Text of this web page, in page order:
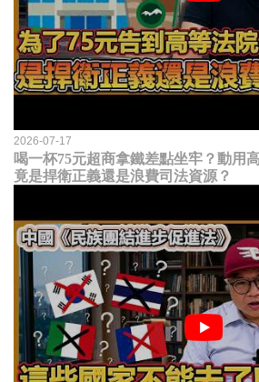
2026-07-17
喝一杯75元超商拿鐵差點坐牢？動用
竟是捍衛正義還是浪費司法資源？